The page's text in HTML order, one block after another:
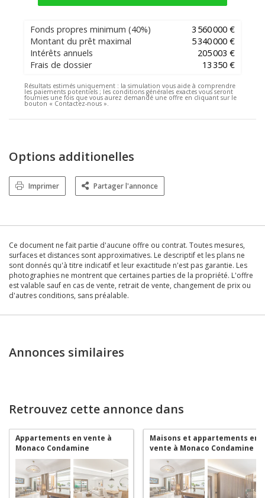
Fonds propres minimum (40%)
3 560 000 €
Montant du prêt maximal
5 340 000 €
Intérêts annuels
205 003 €
Frais de dossier
13 350 €
Résultats estimés uniquement : la simulation vous aide à comprendre
les paiements potentiels ; les conditions générales exactes vous seront
fournies une fois que vous aurez demandé une offre en cliquant sur le
bouton « Contactez-nous ».
Options additionelles
Imprimer Partager l'annonce
Ce document ne fait partie d'aucune offre ou contrat. Toutes mesures,
surfaces et distances sont approximatives. Le descriptif et les plans ne
sont donnés qu'à titre indicatif et leur exactitude n'est pas garantie. Les
photographies ne montrent que certaines parties de la propriété. L'offre
est valable sauf en cas de vente, retrait de vente, changement de prix ou
d'autres conditions, sans préalable.
Annonces similaires
Retrouvez cette annonce dans
Appartements en vente à
Monaco Condamine
Maisons et appartements en
vente à Monaco Condamine